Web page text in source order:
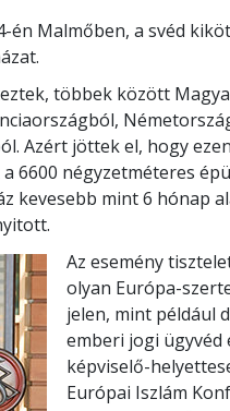
én Malmőben, a svéd
többek között
Azért jöttek el, hogy
6600 négyzetméteres
kevesebb mint 6 hónap
Az esemény
olyan Európa-
jelen, mint például
emberi jogi ügyvéd
képviselő-
Európai Iszlám